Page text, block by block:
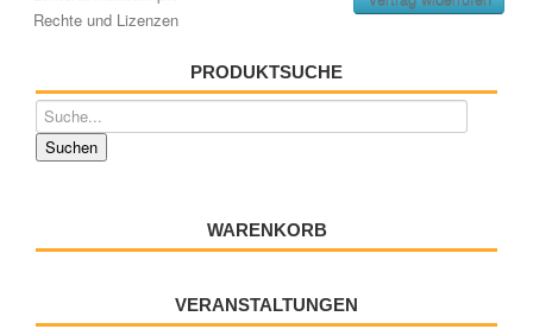
Rechte und Lizenzen
PRODUKTSUCHE
WARENKORB
VERANSTALTUNGEN